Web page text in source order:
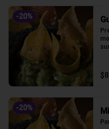
-20%
-20%